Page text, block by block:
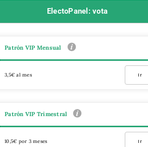
ElectoPanel: vota
Patrón VIP Mensual
3,5€ al mes Ir
Patrón VIP Trimestral
10,5€ por 3 meses Ir